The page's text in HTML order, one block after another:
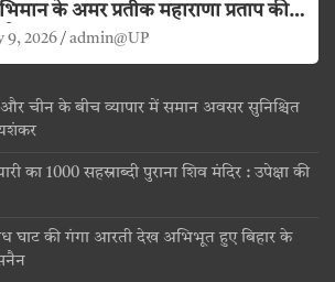
के अमर प्रतीक महाराणा प्रताप की
9, 2026 admin@UP
चीन के बीच व्यापार में समान अवसर सुनिश्चित
का 1000 सहस्राब्दी पुराना शिव मंदिर : उपेक्षा की
घाट की गंगा आरती देख अभिभूत हुए बिहार के